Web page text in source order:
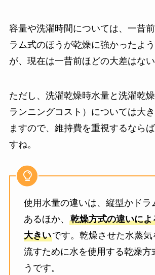
容量や洗濯時間については、一昔
ラム式のほうが乾燥に強かったよ
が、現在は一昔前ほどの大差はない
ただし、 洗濯乾燥時水量と洗濯乾
ランニングコスト）については大
ますので、維持費を重視するなら
すね。
使用水量の違いは、縦型かドラ
あるほか、 乾燥方式の違いに
大きいです。乾燥させた水蒸気
流すために水を使用する乾燥方
うです。